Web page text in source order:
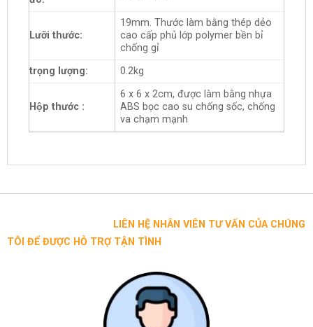
Lưỡi thước:
19mm. Thước làm bằng thép dẻo
cao cấp phủ lớp polymer bền bỉ
chống gỉ
trọng lượng:
0.2kg
Hộp thước :
6 x 6 x 2cm, được làm bằng nhựa
ABS bọc cao su chống sốc, chống
va chạm mạnh
LIÊN HỆ NHÂN VIÊN TƯ VẤN CỦA CHÚNG
TÔI ĐỂ ĐƯỢC HỖ TRỢ TẬN TÌNH